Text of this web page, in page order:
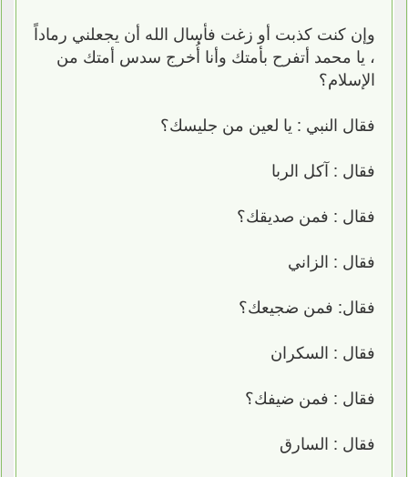
وإن كنت كذبت أو زغت فأسال الله أن يجعلني رماداً
، يا محمد أتفرح بأمتك وأنا أُخرج سدس أمتك من
الإسلام؟
فقال النبي : يا لعين من جليسك؟
فقال : آكل الربا
فقال : فمن صديقك؟
فقال : الزاني
فقال: فمن ضجيعك؟
فقال : السكران
فقال : فمن ضيفك؟
فقال : السارق